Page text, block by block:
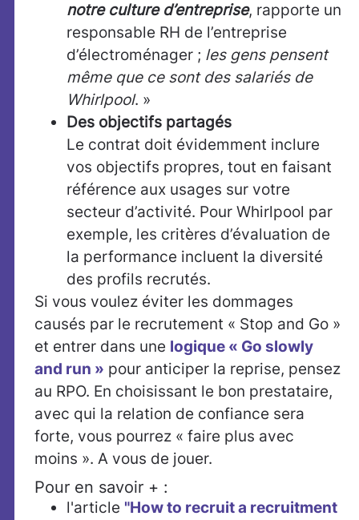
notre culture d’entreprise, rapporte un
responsable RH de l’entreprise
d’électroménager ; les gens pensent
même que ce sont des salariés de
Whirlpool. »
Des objectifs partagés
Le contrat doit évidemment inclure
vos objectifs propres, tout en faisant
référence aux usages sur votre
secteur d’activité. Pour Whirlpool par
exemple, les critères d’évaluation de
la performance incluent la diversité
des profils recrutés.
Si vous voulez éviter les dommages
causés par le recrutement « Stop and Go »
et entrer dans une logique « Go slowly
and run » pour anticiper la reprise, pensez
au RPO. En choisissant le bon prestataire,
avec qui la relation de confiance sera
forte, vous pourrez « faire plus avec
moins ». A vous de jouer.
Pour en savoir + :
l'article "How to recruit a recruitment